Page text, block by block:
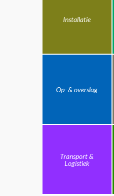
Installatie
Op- & overslag
Transport &
Logistiek